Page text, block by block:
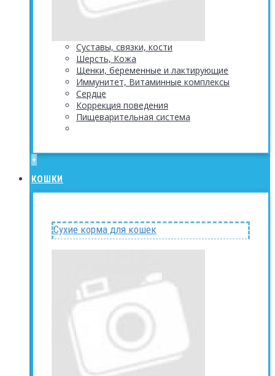
Суставы, связки, кости
Шерсть, Кожа
Щенки, беременные и лактирующие
Иммунитет, Витаминные комплексы
Сердце
Коррекция поведения
Пищеварительная система
+
КОШКИ
Сухие корма для кошек